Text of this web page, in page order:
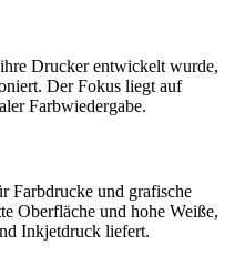
Drucker entwickelt wurde,
Der Fokus liegt auf
Farbwiedergabe.
Farbdrucke und grafische
Oberfläche und hohe Weiße,
Inkjetdruck liefert.